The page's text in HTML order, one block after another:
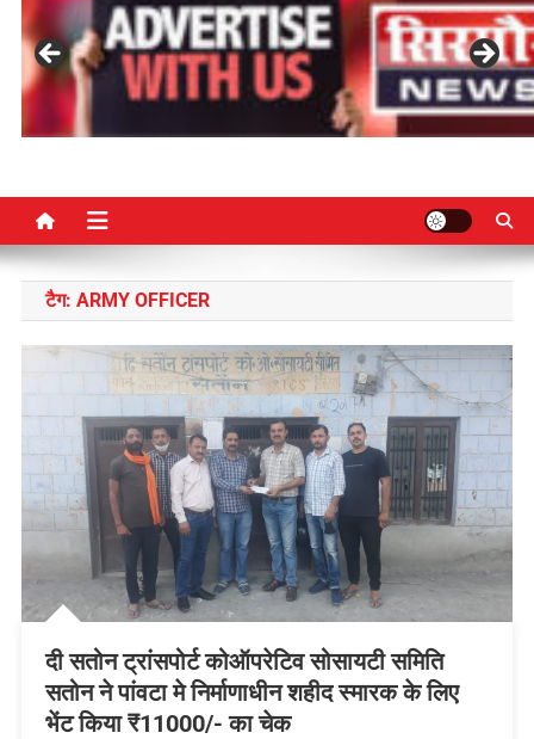
टैग: ARMY OFFICER
दी सतोन ट्रांसपोर्ट कोऑपरेटिव सोसायटी समिति
सतोन ने पांवटा मे निर्माणाधीन शहीद स्मारक के लिए
भेंट किया ₹11000/- का चेक